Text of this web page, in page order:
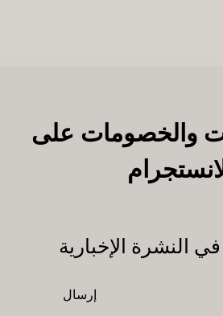
والخصومات على
في النشرة الإخبارية